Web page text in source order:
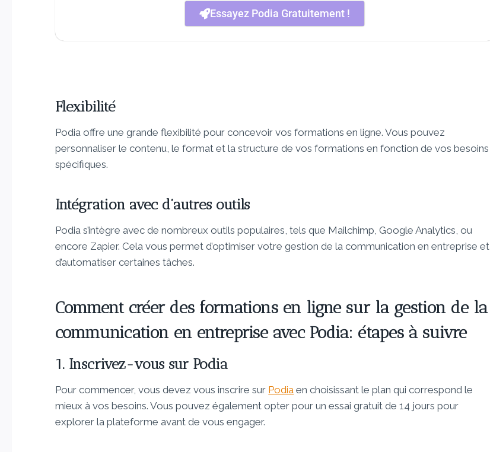
Essayez Podia Gratuitement !
Flexibilité
Podia offre une grande flexibilité pour concevoir vos formations en ligne. Vous pouvez
personnaliser le contenu, le format et la structure de vos formations en fonction de vos besoins
spécifiques.
Intégration avec d’autres outils
Podia s’intègre avec de nombreux outils populaires, tels que Mailchimp, Google Analytics, ou
encore Zapier. Cela vous permet d’optimiser votre gestion de la communication en entreprise et
d’automatiser certaines tâches.
Comment créer des formations en ligne sur la gestion de la
communication en entreprise avec Podia: étapes à suivre
1. Inscrivez-vous sur Podia
Pour commencer, vous devez vous inscrire sur Podia en choisissant le plan qui correspond le
mieux à vos besoins. Vous pouvez également opter pour un essai gratuit de 14 jours pour
explorer la plateforme avant de vous engager.